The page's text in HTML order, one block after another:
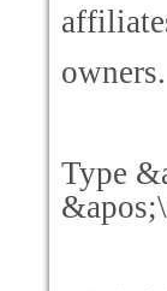
owners.
Type